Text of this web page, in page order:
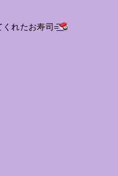
くれたお寿司=͟͞